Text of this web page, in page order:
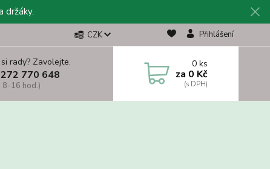
držáky.
CZK Přihlášení
rady? Zavolejte.
770 648
8-16 hod.)
0ks
za 0 Kč